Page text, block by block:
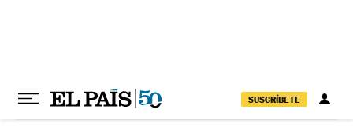
SUSCRÍBETE